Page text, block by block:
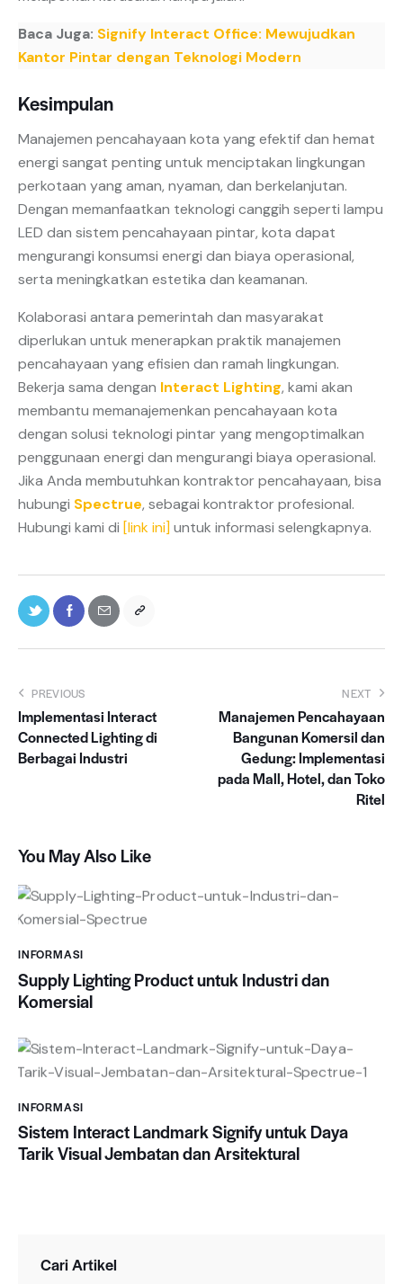
Baca Juga: Signify Interact Office: Mewujudkan
Kantor Pintar dengan Teknologi Modern
Kesimpulan
Manajemen pencahayaan kota yang efektif dan hemat
energi sangat penting untuk menciptakan lingkungan
perkotaan yang aman, nyaman, dan berkelanjutan.
Dengan memanfaatkan teknologi canggih seperti lampu
LED dan sistem pencahayaan pintar, kota dapat
mengurangi konsumsi energi dan biaya operasional,
serta meningkatkan estetika dan keamanan.
Kolaborasi antara pemerintah dan masyarakat
diperlukan untuk menerapkan praktik manajemen
pencahayaan yang efisien dan ramah lingkungan.
Bekerja sama dengan Interact Lighting, kami akan
membantu memanajemenkan pencahayaan kota
dengan solusi teknologi pintar yang mengoptimalkan
penggunaan energi dan mengurangi biaya operasional.
Jika Anda membutuhkan kontraktor pencahayaan, bisa
hubungi Spectrue, sebagai kontraktor profesional.
Hubungi kami di [link ini] untuk informasi selengkapnya.
Navigasi
pos
PREVIOUS
Implementasi Interact
Connected Lighting di
Berbagai Industri
NEXT
Manajemen Pencahayaan
Bangunan Komersil dan
Gedung: Implementasi
pada Mall, Hotel, dan Toko
Ritel
You May Also Like
INFORMASI
Supply Lighting Product untuk Industri dan
Komersial
INFORMASI
Sistem Interact Landmark Signify untuk Daya
Tarik Visual Jembatan dan Arsitektural
Cari Artikel